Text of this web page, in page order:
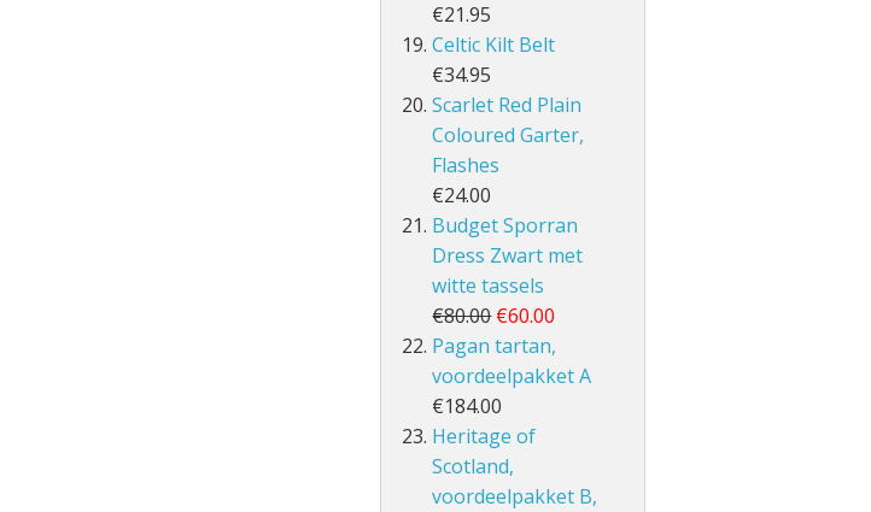
€21.95
Celtic Kilt Belt
€34.95
Scarlet Red Plain
Coloured Garter,
Flashes
€24.00
Budget Sporran
Dress Zwart met
witte tassels
€80.00 €60.00
Pagan tartan,
voordeelpakket A
€184.00
Heritage of
Scotland,
voordeelpakket B,